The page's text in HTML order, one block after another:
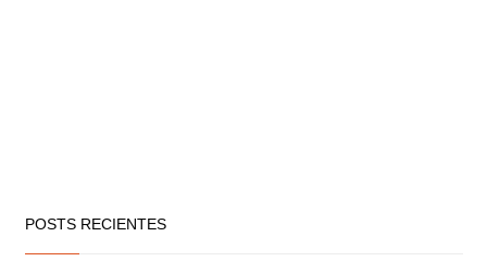
POSTS RECIENTES